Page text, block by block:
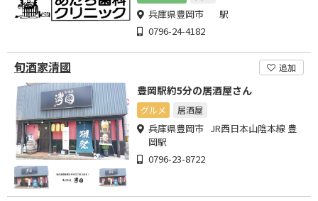
兵庫県豊岡市 駅
0796-24-4182
旬酒家清國 追加
豊岡駅約5分の居酒屋さん
グルメ 居酒屋
兵庫県豊岡市 JR西日本山陰本線 豊
岡駅
0796-23-8722